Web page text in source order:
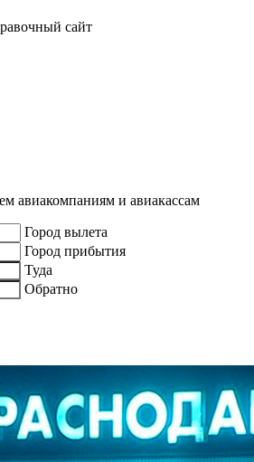
сайт
авиакомпаниям и авиакассам
Город вылета
Город прибытия
Туда
Обратно